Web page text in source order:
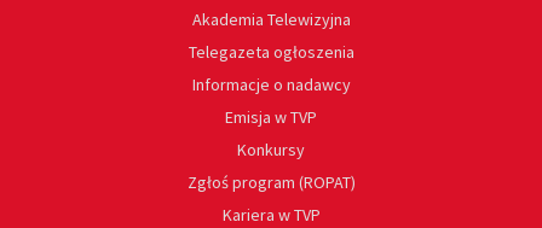
Akademia Telewizyjna
Telegazeta ogłoszenia
Informacje o nadawcy
Emisja w TVP
Konkursy
Zgłoś program (ROPAT)
Kariera w TVP